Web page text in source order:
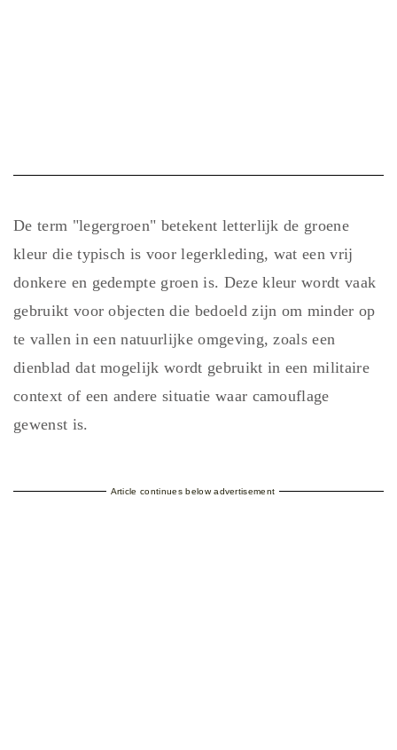
De term "legergroen" betekent letterlijk de groene
kleur die typisch is voor legerkleding, wat een vrij
donkere en gedempte groen is. Deze kleur wordt vaak
gebruikt voor objecten die bedoeld zijn om minder op
te vallen in een natuurlijke omgeving, zoals een
dienblad dat mogelijk wordt gebruikt in een militaire
context of een andere situatie waar camouflage
gewenst is.
Article continues below advertisement